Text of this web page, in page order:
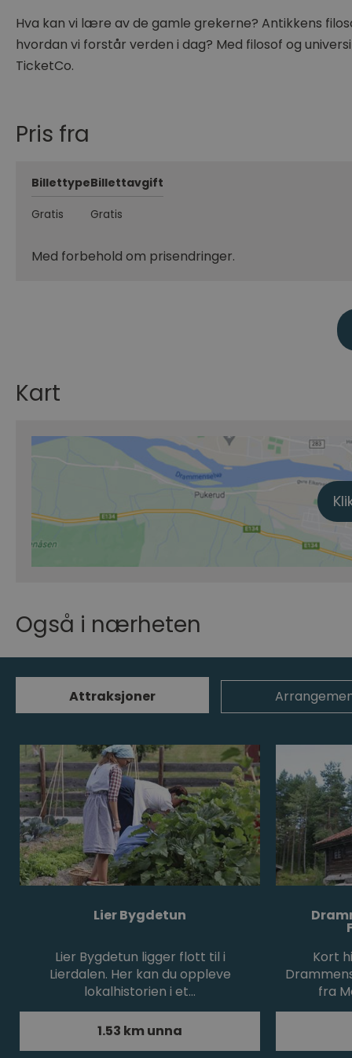
Hva kan vi lære av de gamle grekerne? Antikkens
hvordan vi forstår verden i dag? Med filosof og
TicketCo.
Pris fra
BillettypeBillettavgift
Gratis
Gratis
Med forbehold om prisendringer.
Kart
Også i nærheten
Attraksjoner
Lier Bygdetun
Lier Bygdetun ligger flott til i
Lierdalen. Her kan du oppleve
lokalhistorien i et…
1.53 km unna
Kort
fra